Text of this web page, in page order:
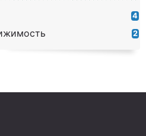
4
2